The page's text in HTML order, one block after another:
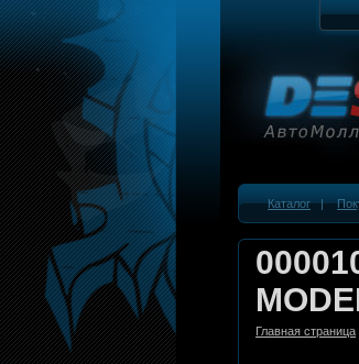
Каталог|
Главная страница